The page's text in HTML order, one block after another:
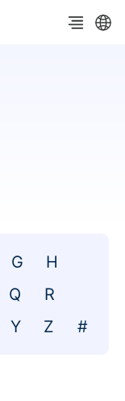
G
H
Q
R
Y Z #